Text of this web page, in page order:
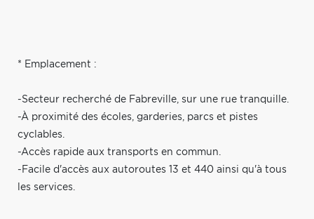
* Emplacement :
-Secteur recherché de Fabreville, sur une rue tranquille.
-À proximité des écoles, garderies, parcs et pistes
cyclables.
-Accès rapide aux transports en commun.
-Facile d'accès aux autoroutes 13 et 440 ainsi qu'à tous
les services.